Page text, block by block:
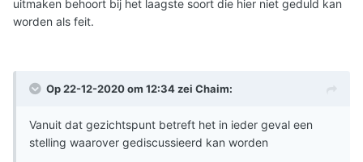
uitmaken behoort bij het laagste soort die hier niet geduld kan
worden als feit.
Op 22-12-2020 om 12:34 zei Chaim:
Vanuit dat gezichtspunt betreft het in ieder geval een
stelling waarover gediscussieerd kan worden